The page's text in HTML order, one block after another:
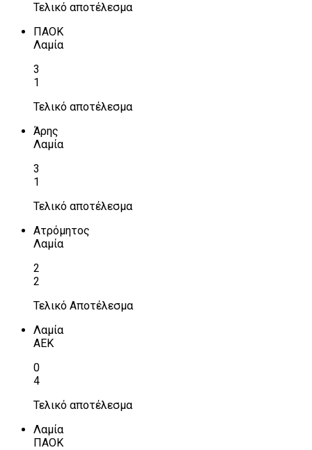
Τελικό αποτέλεσμα
ΠΑΟΚ
Λαμία
3
1
Τελικό αποτέλεσμα
Άρης
Λαμία
3
1
Τελικό αποτέλεσμα
Ατρόμητος
Λαμία
2
2
Τελικό Αποτέλεσμα
Λαμία
ΑΕΚ
0
4
Τελικό αποτέλεσμα
Λαμία
ΠΑΟΚ